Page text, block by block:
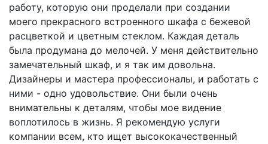
работу, которую они проделали при создании
моего прекрасного встроенного шкафа с бежевой
расцветкой и цветным стеклом. Каждая деталь
была продумана до мелочей. У меня действительно
замечательный шкаф, и я так им довольна.
Дизайнеры и мастера профессионалы, и работать с
ними - одно удовольствие. Они были очень
внимательны к деталям, чтобы мое видение
воплотилось в жизнь. Я рекомендую услуги
компании всем, кто ищет высококачественный